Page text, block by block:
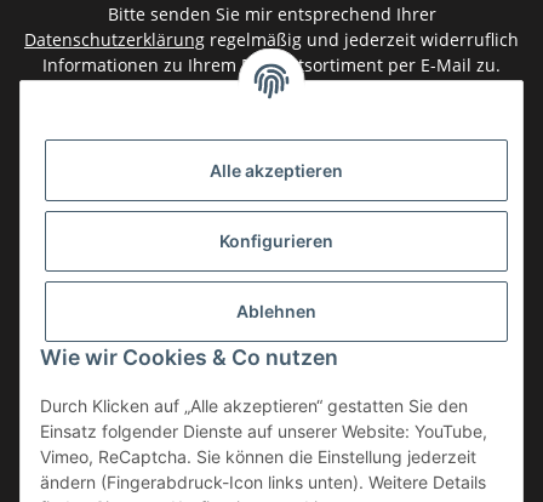
Alle akzeptieren
Konfigurieren
Ablehnen
Wie wir Cookies & Co nutzen
Durch Klicken auf „Alle akzeptieren“ gestatten Sie den
Einsatz folgender Dienste auf unserer Website: YouTube,
Vimeo, ReCaptcha. Sie können die Einstellung jederzeit
ändern (Fingerabdruck-Icon links unten). Weitere Details
Bitte senden Sie mir entsprechend Ihrer
Datenschutzerklärung regelmäßig und jederzeit widerruflich
Informationen zu Ihrem Produktsortiment per E-Mail zu.
Gesetzliche Informationen
Informationen
Service
Vertrag widerrufen
* Alle Preise inkl. gesetzlicher USt., zzgl.Versand